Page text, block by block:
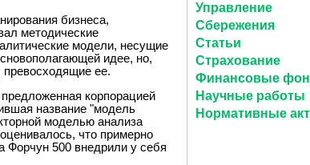
бизнеса,
методические
модели, несущие
идее, но,
превосходящие ее.
корпорацией
название "модель
моделью анализа
что примерно
Форчун 500 внедрили у себя
Управление
Сбережения
Статьи
Страхование
Финансовые
Научные работы
Нормативные